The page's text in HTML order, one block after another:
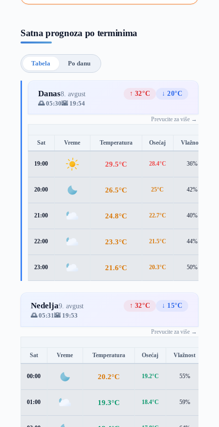
Satna prognoza po terminima
Tabela Po danu
Danas8. avgust ↑ 32°C
↓ 20°C
🌅 05:30🌇 19:54
Prevucite za više →
Sat Vreme Temperatura Osećaj Vlažnost
19:00 29.5°C 28.4°C 36%
20:00 26.5°C 25°C 42%
21:00 24.8°C 22.7°C 40%
22:00 23.3°C 21.5°C 44%
23:00 21.6°C 20.3°C 50%
Nedelja9. avgust ↑ 32°C
↓ 15°C
🌅 05:31🌇 19:53
Prevucite za više →
Sat Vreme Temperatura Osećaj Vlažnost
00:00 20.2°C 19.2°C 55%
01:00 19.3°C 18.4°C 59%